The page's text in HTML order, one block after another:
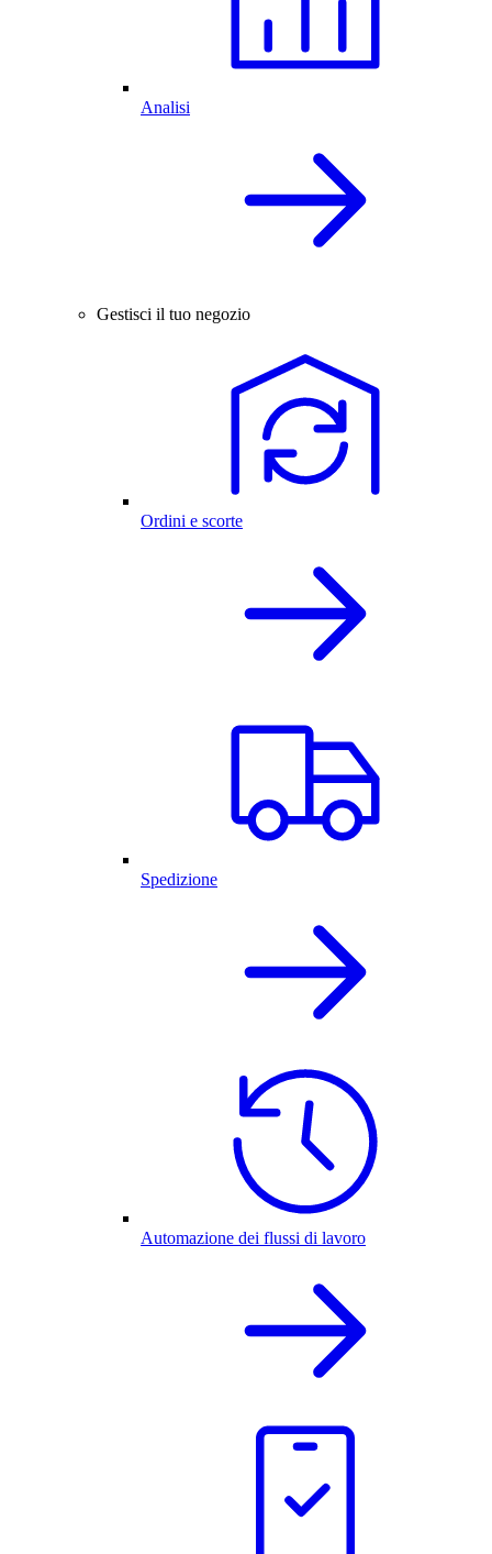
Analisi
Gestisci il tuo negozio
Ordini e scorte
Spedizione
Automazione dei flussi di lavoro